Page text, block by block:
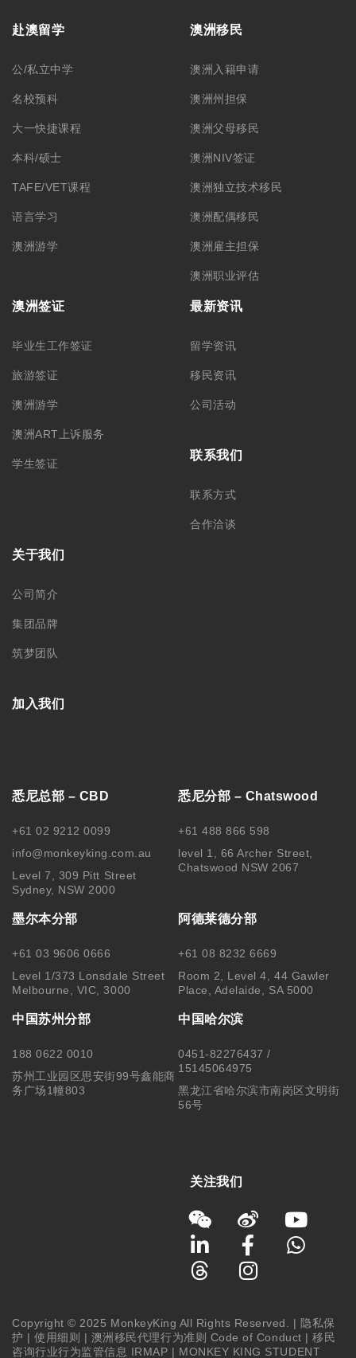
赴澳留学
公/私立中学
名校预科
大一快捷课程
本科/硕士
TAFE/VET课程
语言学习
澳洲游学
澳洲移民
澳洲入籍申请
澳洲州担保
澳洲父母移民
澳洲NIV签证
澳洲独立技术移民
澳洲配偶移民
澳洲雇主担保
澳洲职业评估
澳洲签证
毕业生工作签证
旅游签证
澳洲游学
澳洲ART上诉服务
学生签证
最新资讯
留学资讯
移民资讯
公司活动
联系我们
联系方式
合作洽谈
关于我们
公司简介
集团品牌
筑梦团队
加入我们
悉尼总部 – CBD
+61 02 9212 0099
info@monkeyking.com.au
Level 7, 309 Pitt Street
Sydney, NSW 2000
悉尼分部 – Chatswood
+61 488 866 598
level 1, 66 Archer Street,
Chatswood NSW 2067
墨尔本分部
+61 03 9606 0666
Level 1/373 Lonsdale Street
Melbourne, VIC, 3000
阿德莱德分部
+61 08 8232 6669
Room 2, Level 4, 44 Gawler
Place, Adelaide, SA 5000
中国苏州分部
188 0622 0010
苏州工业园区思安街99号鑫能商
务广场1幢803
中国哈尔滨
0451-82276437 /
15145064975
黑龙江省哈尔滨市南岗区文明街
56号
关注我们
Copyright © 2025 MonkeyKing All Rights Reserved. | 隐私保
护 |使用细则 | 澳洲移民代理行为准则 Code of Conduct |移民
咨询行业行为监管信息 IRMAP | MONKEY KING STUDENT